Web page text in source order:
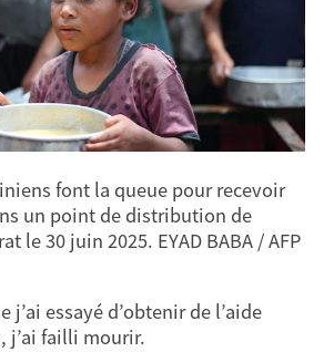
font la queue pour recevoir
un point de distribution de
le 30 juin 2025. EYAD BABA / AFP
j’ai essayé d’obtenir de l’aide
j’ai failli mourir.